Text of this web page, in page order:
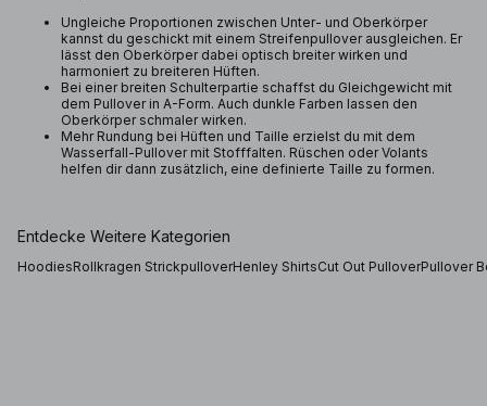
Ungleiche Proportionen zwischen Unter- und Oberkörper
kannst du geschickt mit einem Streifenpullover ausgleichen. Er
lässt den Oberkörper dabei optisch breiter wirken und
harmoniert zu breiteren Hüften.
Bei einer breiten Schulterpartie schaffst du Gleichgewicht mit
dem Pullover in A-Form. Auch dunkle Farben lassen den
Oberkörper schmaler wirken.
Mehr Rundung bei Hüften und Taille erzielst du mit dem
Wasserfall-Pullover mit Stofffalten. Rüschen oder Volants
helfen dir dann zusätzlich, eine definierte Taille zu formen.
Entdecke Weitere Kategorien
HoodiesRollkragen StrickpulloverHenley ShirtsCut Out PulloverPullover